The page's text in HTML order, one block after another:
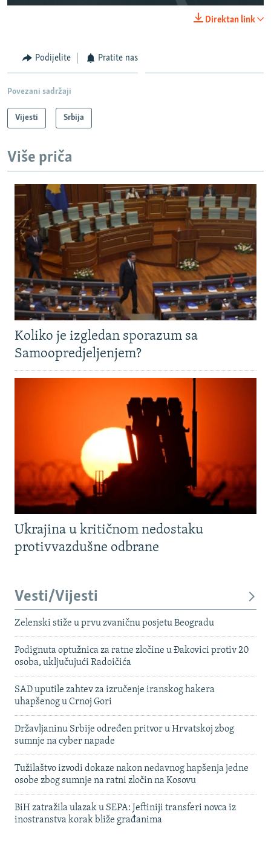
Auto 240p
720p
Direktan link
Podijelite Pratite nas
Povezani sadržaji
Vijesti Srbija
Više priča
Koliko je izgledan sporazum sa
Samoopredjeljenjem?
Ukrajina u kritičnom nedostaku
protivvazdušne odbrane
Vesti/Vijesti
Zelenski stiže u prvu zvaničnu posjetu Beogradu
Podignuta optužnica za ratne zločine u Đakovici protiv 20
osoba, uključujući Radoičića
SAD uputile zahtev za izručenje iranskog hakera
uhapšenog u Crnoj Gori
Državljaninu Srbije određen pritvor u Hrvatskoj zbog
sumnje na cyber napade
Tužilaštvo izvodi dokaze nakon nedavnog hapšenja jedne
osobe zbog sumnje na ratni zločin na Kosovu
BiH zatražila ulazak u SEPA: Jeftiniji transferi novca iz
inostranstva korak bliže građanima